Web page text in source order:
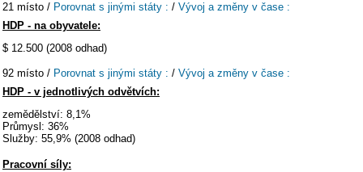
21 místo / Porovnat s jinými státy : / Vývoj a změny v čase :
HDP - na obyvatele:
$ 12.500 (2008 odhad)
92 místo / Porovnat s jinými státy : / Vývoj a změny v čase :
HDP - v jednotlivých odvětvích:
zemědělství: 8,1%
Průmysl: 36%
Služby: 55,9% (2008 odhad)
Pracovní síly: